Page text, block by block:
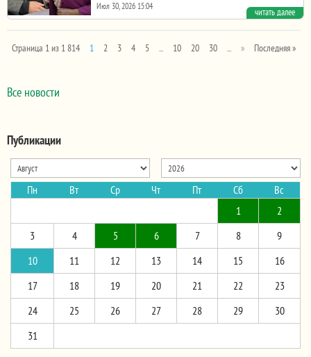
Июл 30, 2026 15:04
В кыргызстанском медиасообществе развернулась
дискуссия о границах допустимого при создании...
читать далее
Страница 1 из 1 814 1 2 3 4 5 ... 10 20 30 ... » Последняя »
Все новости
Публикации
Пн Вт Ср Чт Пт Сб
Вс
1
2
3
4 5 6 7 8
9
10
11 12 13 14 15
16
17
18 19 20 21 22
23
24
25 26 27 28 29
30
31